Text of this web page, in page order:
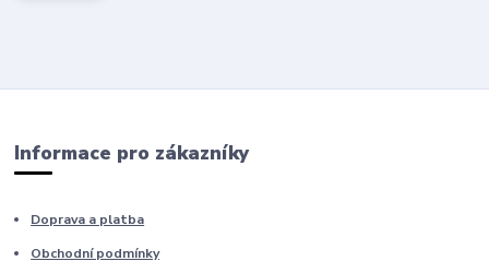
Informace pro zákazníky
Doprava a platba
Obchodní podmínky